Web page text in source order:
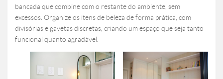
bancada que combine com o restante do ambiente, sem
excessos. Organize os itens de beleza de forma prática, com
divisórias e gavetas discretas, criando um espaço que seja tanto
funcional quanto agradável.